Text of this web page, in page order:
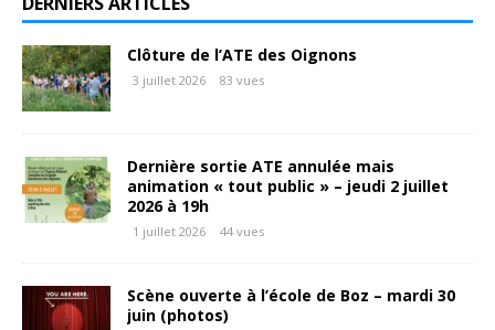
Clôture de l’ATE des Oignons
3 juillet 2026 83 vues
Dernière sortie ATE annulée mais
animation « tout public » – jeudi 2 juillet
2026 à 19h
1 juillet 2026 44 vues
Scène ouverte à l’école de Boz – mardi 30
juin (photos)